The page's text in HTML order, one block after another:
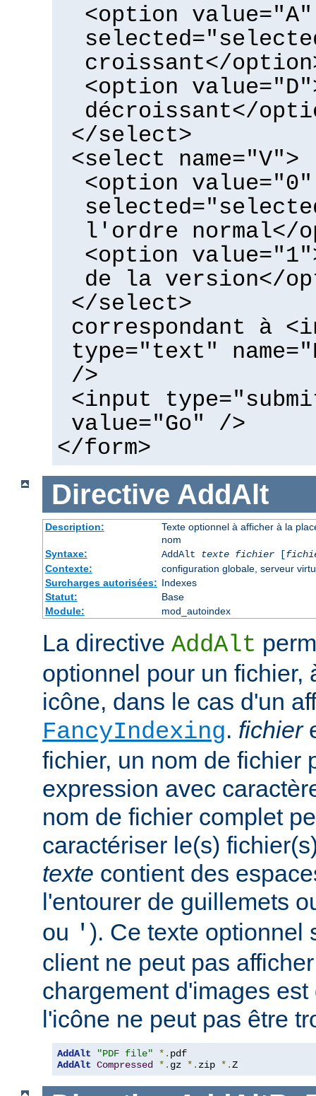
<option value="A"
croissant</
<option
décroissant</
</select>
<select name="V">
<option value="0"
l'ordre normal</
<option
de la version</
</select>
correspondant à
type="text"
/>
<input
value="Go" />
</form>
Directive AddAlt
Description:
Texte optionnel à afficher à la
nom
Syntaxe:
AddAlt texte fichier[
Contexte:
configuration globale, serveur
Surcharges autorisées: Indexes
Statut:
Base
Module:
mod_autoindex
La directive AddAlt
optionnel pour un fichier,
icône, dans le cas d'un
FancyIndexing. fichier
fichier, un nom de fichier
expression avec
nom de fichier complet
caractériser le(s)
texte contient des
l'entourer de guillemets
ou ' ). Ce texte optionnel
client ne peut pas
chargement d'images
l'icône ne peut pas être
AddAlt "PDF file" *.
AddAlt Compressed *. gz *. zip *.Z